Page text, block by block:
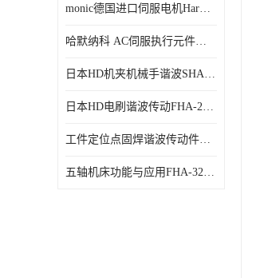
monic德国进口伺服电机Har中国总代理供应
哈默纳科 AC伺服执行元件扁平型SHA系列
日本HD机夹机械手谐波SHA32A120CG-B12B
日本HD电刷谐波传动FHA-25C-50-E250-C
工件定位点固焊谐波传动件哈默纳科CSF-45-100-2UH
五轴机床功能与应用FHA-32C-50-US250